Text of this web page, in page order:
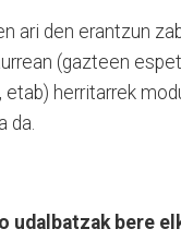
ari den erantzun
(gazteen
etab) herritarrek
da.
udalbatzak bere